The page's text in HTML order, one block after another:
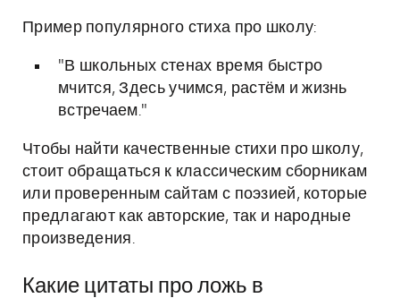
Пример популярного стиха про школу:
"В школьных стенах время быстро
мчится, Здесь учимся, растём и жизнь
встречаем."
Чтобы найти качественные стихи про школу,
стоит обращаться к классическим сборникам
или проверенным сайтам с поэзией, которые
предлагают как авторские, так и народные
произведения.
Какие цитаты про ложь в